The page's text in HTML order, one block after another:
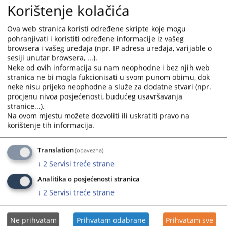
calendar
and
select
a
date.
Press
the
question
mark
key
to
get
the
keyboard
shortcuts
for
changing
dates.
calendar
and
select
a
date.
Press
the
question
mark
key
to
get
the
keyboard
shortcuts
for
changing
dates.
arhivu
21.05.2025.
Izvještaj o provedenom postupku javne nabavke- regali za
arhivu
14.05.2025.
Izvještaj o provedenom postupku javne nabavke-klima
uređaji(direktni sporazum)
13.05.2025.
Izvještaj o nabavci putničkog motornog vozila- dvije
limuzine
Korištenje kolačića
Ova web stranica koristi određene skripte koje mogu
pohranjivati i koristiti određene informacije iz vašeg
browsera i vašeg uređaja (npr. IP adresa uređaja, varijable o
sesiji unutar browsera, ...).
Neke od ovih informacija su nam neophodne i bez njih web
stranica ne bi mogla fukcionisati u svom punom obimu, dok
neke nisu prijeko neophodne a služe za dodatne stvari (npr.
procjenu nivoa posjećenosti, budućeg usavršavanja
stranice...).
Na ovom mjestu možete dozvoliti ili uskratiti pravo na
korištenje tih informacija.
Translation(obavezna)
↓ 2 Servisi treće strane
Analitika o posjećenosti stranica
↓ 2 Servisi treće strane
Ne prihvatam Prihvatam odabrane Prihvatam sve